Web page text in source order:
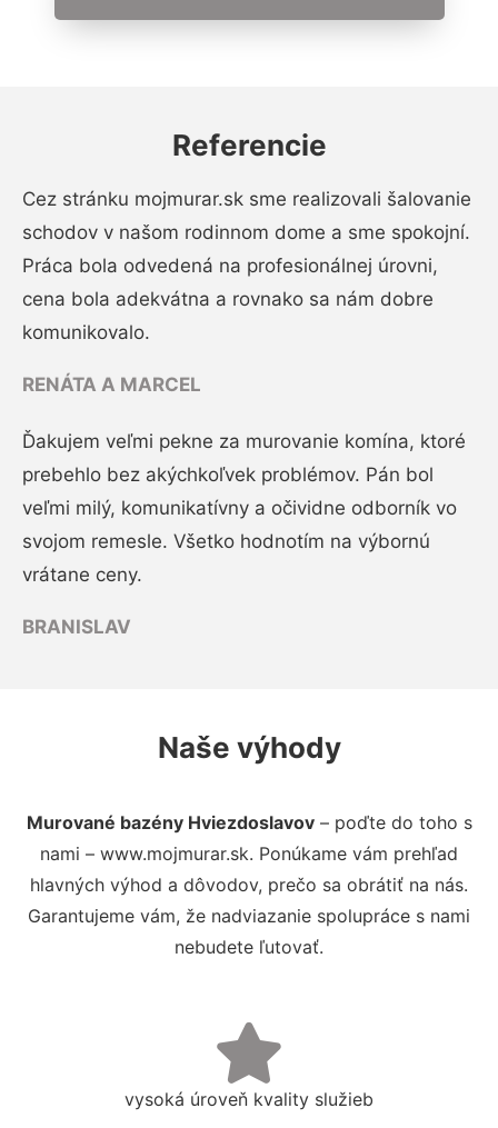
Referencie
Cez stránku mojmurar.sk sme realizovali šalovanie
schodov v našom rodinnom dome a sme spokojní.
Práca bola odvedená na profesionálnej úrovni,
cena bola adekvátna a rovnako sa nám dobre
komunikovalo.
RENÁTA A MARCEL
Ďakujem veľmi pekne za murovanie komína, ktoré
prebehlo bez akýchkoľvek problémov. Pán bol
veľmi milý, komunikatívny a očividne odborník vo
svojom remesle. Všetko hodnotím na výbornú
vrátane ceny.
BRANISLAV
Naše výhody
Murované bazény Hviezdoslavov– poďte do toho s
nami – www.mojmurar.sk. Ponúkame vám prehľad
hlavných výhod a dôvodov, prečo sa obrátiť na nás.
Garantujeme vám, že nadviazanie spolupráce s nami
nebudete ľutovať.
vysoká úroveň kvality služieb